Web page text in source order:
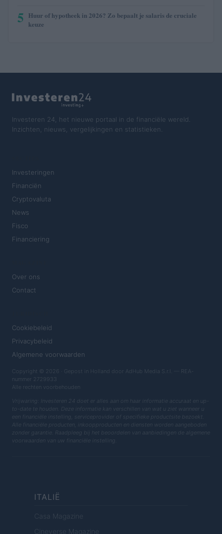
5 Huur of hypotheek in 2026? Zo bepaalt je salaris de cruciale
keuze
Investeren 24, het nieuwe portaal in de financiële wereld.
Inzichten, nieuws, vergelijkingen en statistieken.
Investeringen
Financiën
Cryptovaluta
News
Fisco
Financiering
Over ons
Contact
Cookiebeleid
Privacybeleid
Algemene voorwaarden
Copyright © 2026 · Gepost in Holland door AdHub Media S.r.l. — REA-
nummer 2729933
Alle rechten voorbehouden
Vrijwaring: Investeren 24 doet er alles aan om haar informatie accuraat en up-
to-date te houden. Deze informatie kan verschillen van wat u ziet wanneer u
een financiële instelling, serviceprovider of specifieke productsite bezoekt.
Alle financiële producten, inkoopproducten en diensten worden aangeboden
zonder garantie. Raadpleeg bij het beoordelen van aanbiedingen de algemene
voorwaarden van uw financiële instelling.
ITALIË
Casa Magazine
Cineverse Magazine